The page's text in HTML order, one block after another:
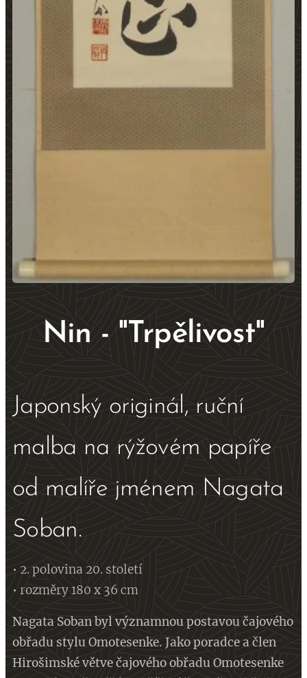
Nin - "Trpělivost"
Japonský originál, ruční
malba na rýžovém papíře
od malíře jménem Nagata
Soban.
• 2. polovina 20. století
• rozměry 180 x 36 cm
Nagata Soban bylvýznamnou postavou čajového
obřadu stylu Omotesenke. Jakoporadce a člen
Hirošimské větve čajového obřadu Omotesenke